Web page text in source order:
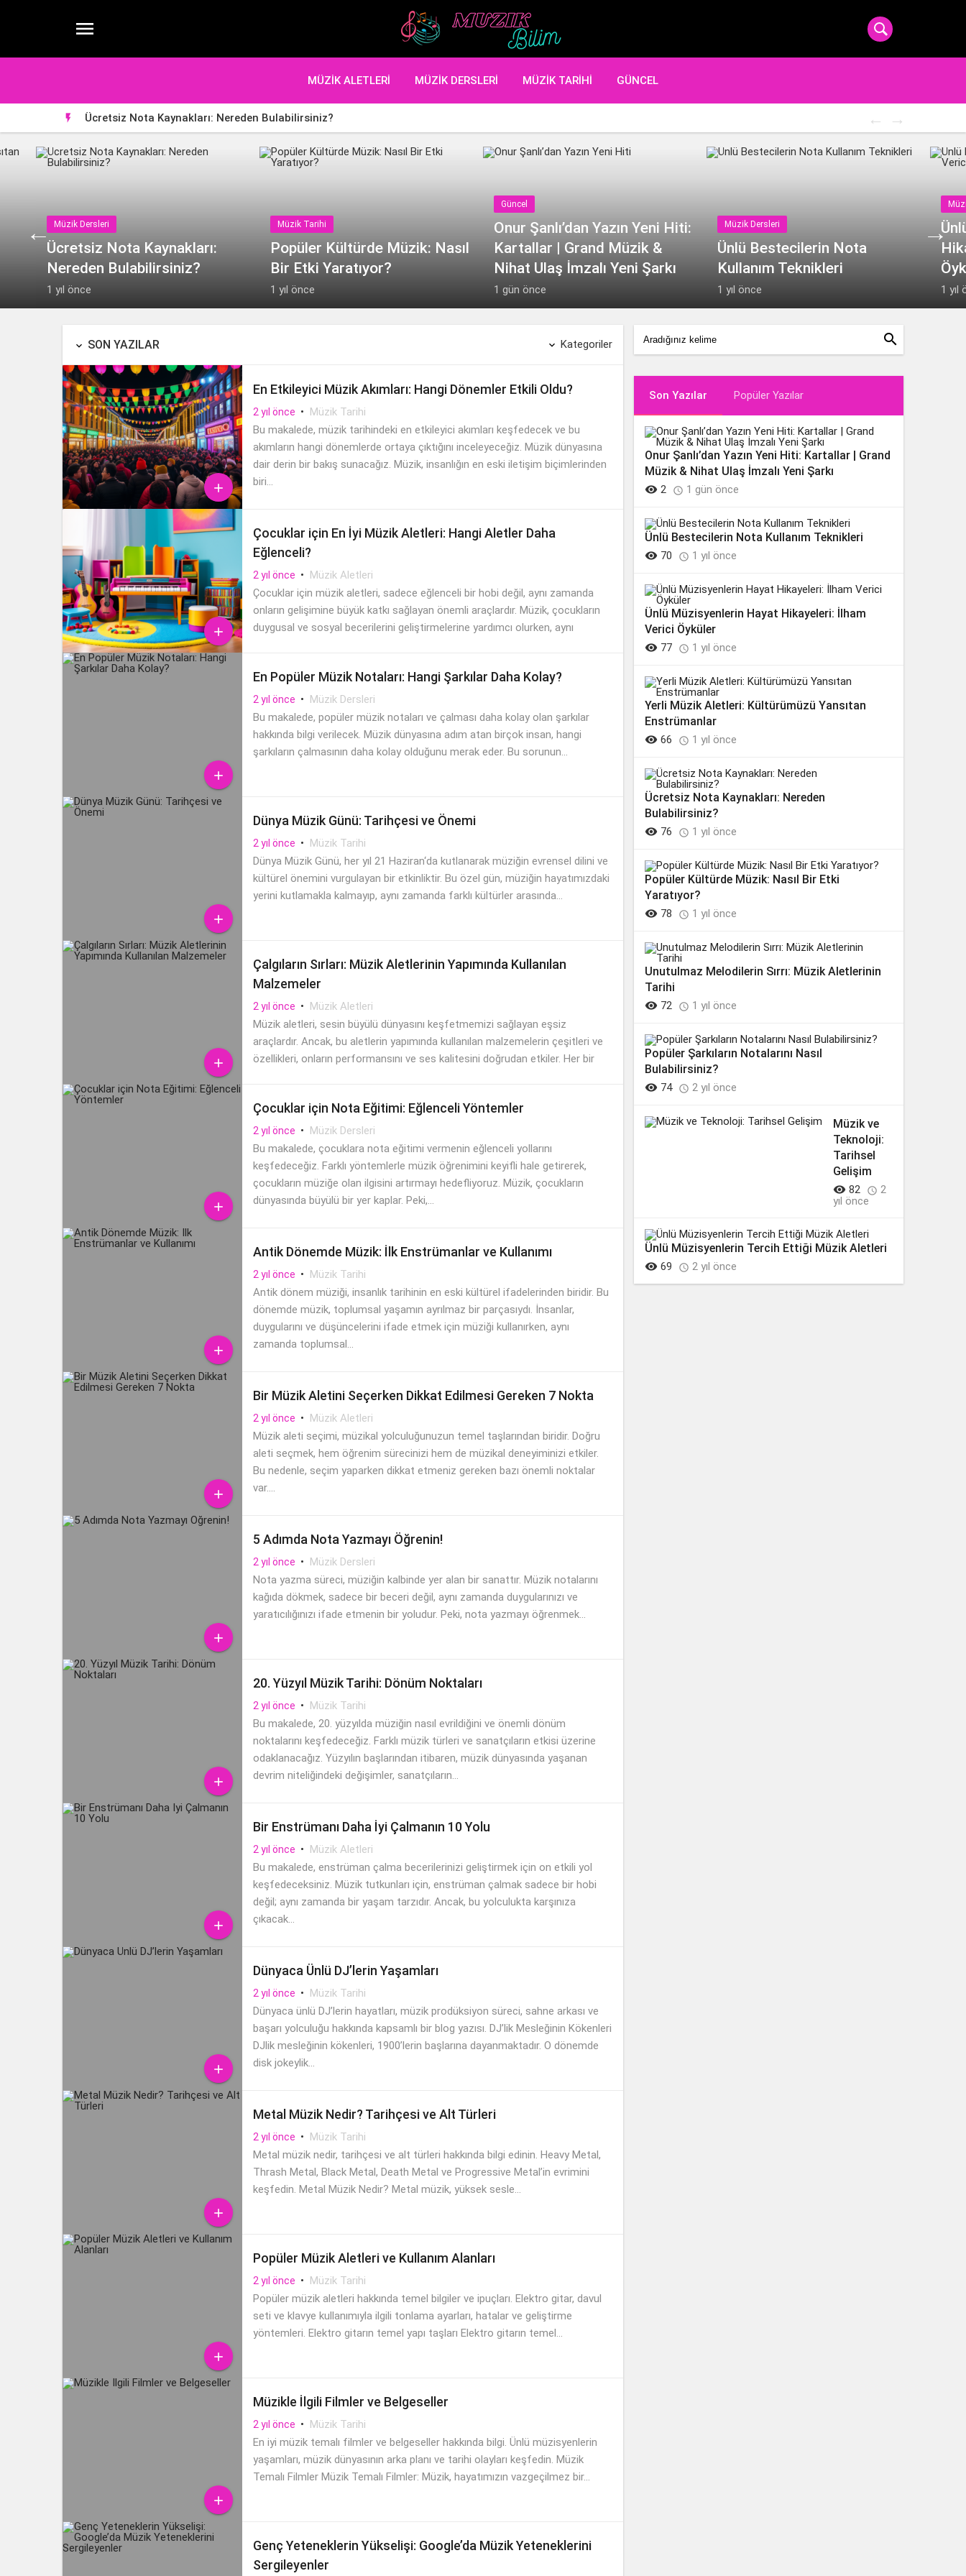

MÜZIK ALETLERI MÜZIK DERSLERI MÜZIK TARIHI GÜNCEL
 Ücretsiz Nota Kaynakları: Nereden Bulabilirsiniz?
Müzik Dersleri
Ücretsiz Nota Kaynakları:
Nereden Bulabilirsiniz?
1 yıl önce
Müzik Tarihi
Popüler Kültürde Müzik: Nasıl
Bir Etki Yaratıyor?
1 yıl önce
Güncel
Onur Şanlı’dan Yazın Yeni Hiti:
Kartallar | Grand Müzik &
Nihat Ulaş İmzalı Yeni Şarkı
1 gün önce
Müzik Dersleri
Ünlü Bestecilerin Nota
Kullanım Teknikleri
1 yıl önce 1 yıl
 SON YAZILAR  Kategoriler

En Etkileyici Müzik Akımları: Hangi Dönemler Etkili Oldu?
2 yıl önce • Müzik Tarihi
Bu makalede, müzik tarihindeki en etkileyici akımları keşfedecek ve bu
akımların hangi dönemlerde ortaya çıktığını inceleyeceğiz. Müzik dünyasına
dair derin bir bakış sunacağız. Müzik, insanlığın en eski iletişim biçimlerinden
biri...

Çocuklar için En İyi Müzik Aletleri: Hangi Aletler Daha
Eğlenceli?
2 yıl önce • Müzik Aletleri
Çocuklar için müzik aletleri, sadece eğlenceli bir hobi değil, aynı zamanda
onların gelişimine büyük katkı sağlayan önemli araçlardır. Müzik, çocukların
duygusal ve sosyal becerilerini geliştirmelerine yardımcı olurken, aynı

En Popüler Müzik Notaları: Hangi Şarkılar Daha Kolay?
2 yıl önce • Müzik Dersleri
Bu makalede, popüler müzik notaları ve çalması daha kolay olan şarkılar
hakkında bilgi verilecek. Müzik dünyasına adım atan birçok insan, hangi
şarkıların çalmasının daha kolay olduğunu merak eder. Bu sorunun...

Dünya Müzik Günü: Tarihçesi ve Önemi
2 yıl önce • Müzik Tarihi
Dünya Müzik Günü, her yıl 21 Haziran‘da kutlanarak müziğin evrensel dilini ve
kültürel önemini vurgulayan bir etkinliktir. Bu özel gün, müziğin hayatımızdaki
yerini kutlamakla kalmayıp, aynı zamanda farklı kültürler arasında...

Çalgıların Sırları: Müzik Aletlerinin Yapımında Kullanılan
Malzemeler
2 yıl önce • Müzik Aletleri
Müzik aletleri, sesin büyülü dünyasını keşfetmemizi sağlayan eşsiz
araçlardır. Ancak, bu aletlerin yapımında kullanılan malzemelerin çeşitleri ve
özellikleri, onların performansını ve ses kalitesini doğrudan etkiler. Her bir

Çocuklar için Nota Eğitimi: Eğlenceli Yöntemler
2 yıl önce • Müzik Dersleri
Bu makalede, çocuklara nota eğitimi vermenin eğlenceli yollarını
keşfedeceğiz. Farklı yöntemlerle müzik öğrenimini keyifli hale getirerek,
çocukların müziğe olan ilgisini artırmayı hedefliyoruz. Müzik, çocukların
dünyasında büyülü bir yer kaplar. Peki,...

Antik Dönemde Müzik: İlk Enstrümanlar ve Kullanımı
2 yıl önce • Müzik Tarihi
Antik dönem müziği, insanlık tarihinin en eski kültürel ifadelerinden biridir. Bu
dönemde müzik, toplumsal yaşamın ayrılmaz bir parçasıydı. İnsanlar,
duygularını ve düşüncelerini ifade etmek için müziği kullanırken, aynı
zamanda toplumsal...

Bir Müzik Aletini Seçerken Dikkat Edilmesi Gereken 7 Nokta
2 yıl önce • Müzik Aletleri
Müzik aleti seçimi, müzikal yolculuğunuzun temel taşlarından biridir. Doğru
aleti seçmek, hem öğrenim sürecinizi hem de müzikal deneyiminizi etkiler.
Bu nedenle, seçim yaparken dikkat etmeniz gereken bazı önemli noktalar
var....

5 Adımda Nota Yazmayı Öğrenin!
2 yıl önce • Müzik Dersleri
Nota yazma süreci, müziğin kalbinde yer alan bir sanattır. Müzik notalarını
kağıda dökmek, sadece bir beceri değil, aynı zamanda duygularınızı ve
yaratıcılığınızı ifade etmenin bir yoludur. Peki, nota yazmayı öğrenmek...

20. Yüzyıl Müzik Tarihi: Dönüm Noktaları
2 yıl önce • Müzik Tarihi
Bu makalede, 20. yüzyılda müziğin nasıl evrildiğini ve önemli dönüm
noktalarını keşfedeceğiz. Farklı müzik türleri ve sanatçıların etkisi üzerine
odaklanacağız. Yüzyılın başlarından itibaren, müzik dünyasında yaşanan
devrim niteliğindeki değişimler, sanatçıların...

Bir Enstrümanı Daha İyi Çalmanın 10 Yolu
2 yıl önce • Müzik Aletleri
Bu makalede, enstrüman çalma becerilerinizi geliştirmek için on etkili yol
keşfedeceksiniz. Müzik tutkunları için, enstrüman çalmak sadece bir hobi
değil; aynı zamanda bir yaşam tarzıdır. Ancak, bu yolculukta karşınıza
çıkacak...

Dünyaca Ünlü DJ’lerin Yaşamları
2 yıl önce • Müzik Tarihi
Dünyaca ünlü DJ’lerin hayatları, müzik prodüksiyon süreci, sahne arkası ve
başarı yolculuğu hakkında kapsamlı bir blog yazısı. DJ’lik Mesleğinin Kökenleri
DJlik mesleğinin kökenleri, 1900’lerin başlarına dayanmaktadır. O dönemde
disk jokeylik...

Metal Müzik Nedir? Tarihçesi ve Alt Türleri
2 yıl önce • Müzik Tarihi
Metal müzik nedir, tarihçesi ve alt türleri hakkında bilgi edinin. Heavy Metal,
Thrash Metal, Black Metal, Death Metal ve Progressive Metal’in evrimini
keşfedin. Metal Müzik Nedir? Metal müzik, yüksek sesle...

Popüler Müzik Aletleri ve Kullanım Alanları
2 yıl önce • Müzik Tarihi
Popüler müzik aletleri hakkında temel bilgiler ve ipuçları. Elektro gitar, davul
seti ve klavye kullanımıyla ilgili tonlama ayarları, hatalar ve geliştirme
yöntemleri. Elektro gitarın temel yapı taşları Elektro gitarın temel...

Müzikle İlgili Filmler ve Belgeseller
2 yıl önce • Müzik Tarihi
En iyi müzik temalı filmler ve belgeseller hakkında bilgi. Ünlü müzisyenlerin
yaşamları, müzik dünyasının arka planı ve tarihi olayları keşfedin. Müzik
Temalı Filmler Müzik Temalı Filmler: Müzik, hayatımızın vazgeçilmez bir...
Genç Yeteneklerin Yükselişi: Google’da Müzik Yeteneklerini
Sergileyenler
search
Son Yazılar Popüler Yazılar
Onur Şanlı’dan Yazın Yeni Hiti: Kartallar | Grand
Müzik & Nihat Ulaş İmzalı Yeni Şarkı
 2  1 gün önce
Ünlü Bestecilerin Nota Kullanım Teknikleri
 70  1 yıl önce
Ünlü Müzisyenlerin Hayat Hikayeleri: İlham
Verici Öyküler
 77  1 yıl önce
Yerli Müzik Aletleri: Kültürümüzü Yansıtan
Enstrümanlar
 66  1 yıl önce
Ücretsiz Nota Kaynakları: Nereden
Bulabilirsiniz?
 76  1 yıl önce
Popüler Kültürde Müzik: Nasıl Bir Etki
Yaratıyor?
 78  1 yıl önce
Unutulmaz Melodilerin Sırrı: Müzik Aletlerinin
Tarihi
 72  1 yıl önce
Popüler Şarkıların Notalarını Nasıl
Bulabilirsiniz?
 74  2 yıl önce
Müzik ve
Teknoloji:
Tarihsel
Gelişim
 82  2
yıl önce
Ünlü Müzisyenlerin Tercih Ettiği Müzik Aletleri
 69  2 yıl önce